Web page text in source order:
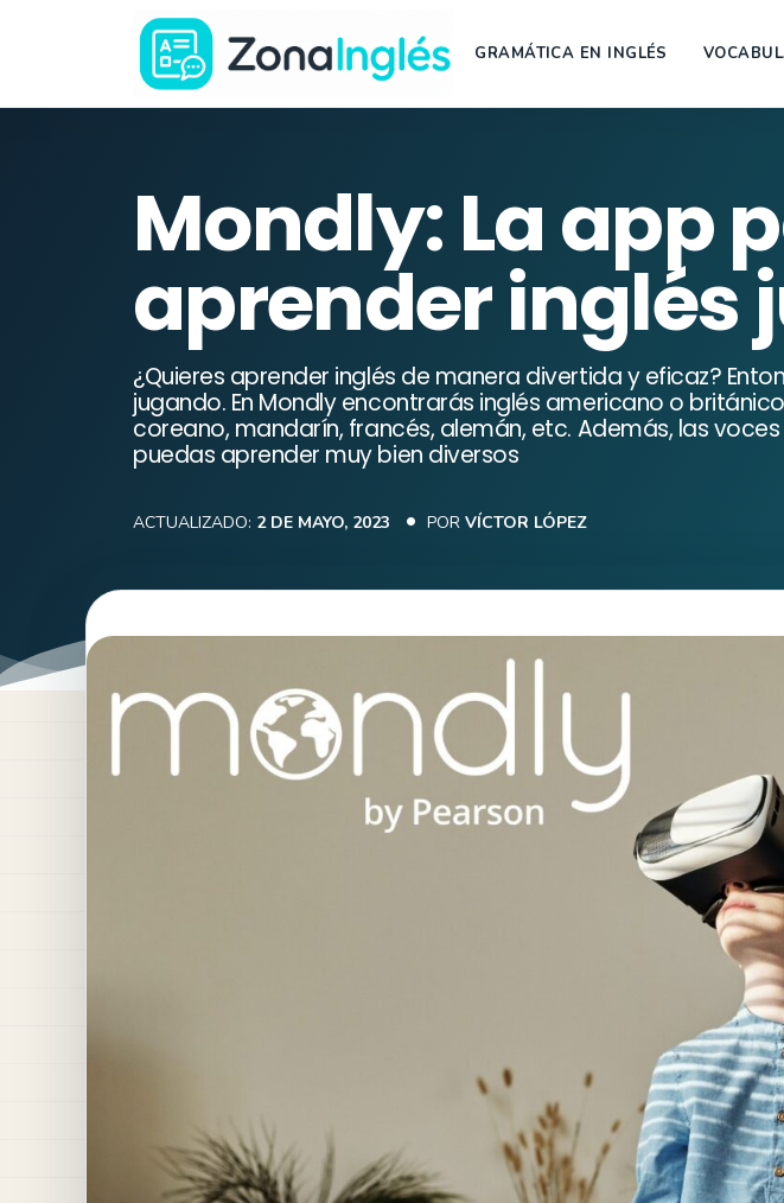
Ir
portada
de
ZonaInglés
GRAMÁTICA EN INGLÉS
Mondly: La app
aprender inglés
¿Quieres aprender inglés de manera divertida y eficaz?
jugando. En Mondly encontrarás inglés americano o
coreano, mandarín, francés, alemán, etc. Además, las
puedas aprender muy bien diversos
ACTUALIZADO: 2 DE MAYO, 2023 POR VÍCTOR LÓPEZ